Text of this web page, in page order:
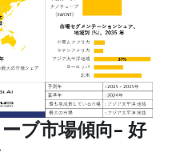
ブ市場傾向– 好